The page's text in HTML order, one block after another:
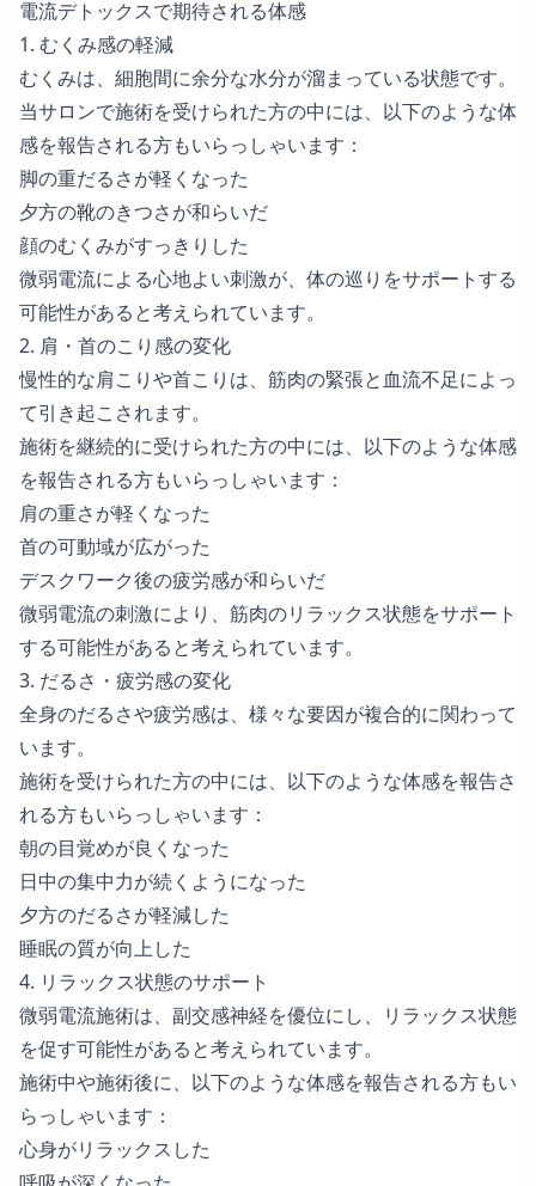
電流デトックスで期待される体感
1. むくみ感の軽減
むくみは、細胞間に余分な水分が溜まっている状態です。
当サロンで施術を受けられた方の中には、以下のような体
感を報告される方もいらっしゃいます：
脚の重だるさが軽くなった
夕方の靴のきつさが和らいだ
顔のむくみがすっきりした
微弱電流による心地よい刺激が、体の巡りをサポートする
可能性があると考えられています。
2. 肩・首のこり感の変化
慢性的な肩こりや首こりは、筋肉の緊張と血流不足によっ
て引き起こされます。
施術を継続的に受けられた方の中には、以下のような体感
を報告される方もいらっしゃいます：
肩の重さが軽くなった
首の可動域が広がった
デスクワーク後の疲労感が和らいだ
微弱電流の刺激により、筋肉のリラックス状態をサポート
する可能性があると考えられています。
3. だるさ・疲労感の変化
全身のだるさや疲労感は、様々な要因が複合的に関わって
います。
施術を受けられた方の中には、以下のような体感を報告さ
れる方もいらっしゃいます：
朝の目覚めが良くなった
日中の集中力が続くようになった
夕方のだるさが軽減した
睡眠の質が向上した
4. リラックス状態のサポート
微弱電流施術は、副交感神経を優位にし、リラックス状態
を促す可能性があると考えられています。
施術中や施術後に、以下のような体感を報告される方もい
らっしゃいます：
心身がリラックスした